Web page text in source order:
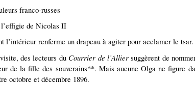
franco-russes
de Nicolas II
l’intérieur renferme un drapeau à agiter pour acclamer le tsar.
des lecteurs du Courrier de l’Allier suggèrent de
de la fille des souverains**. Mais aucune Olga ne figure
octobre et décembre 1896.